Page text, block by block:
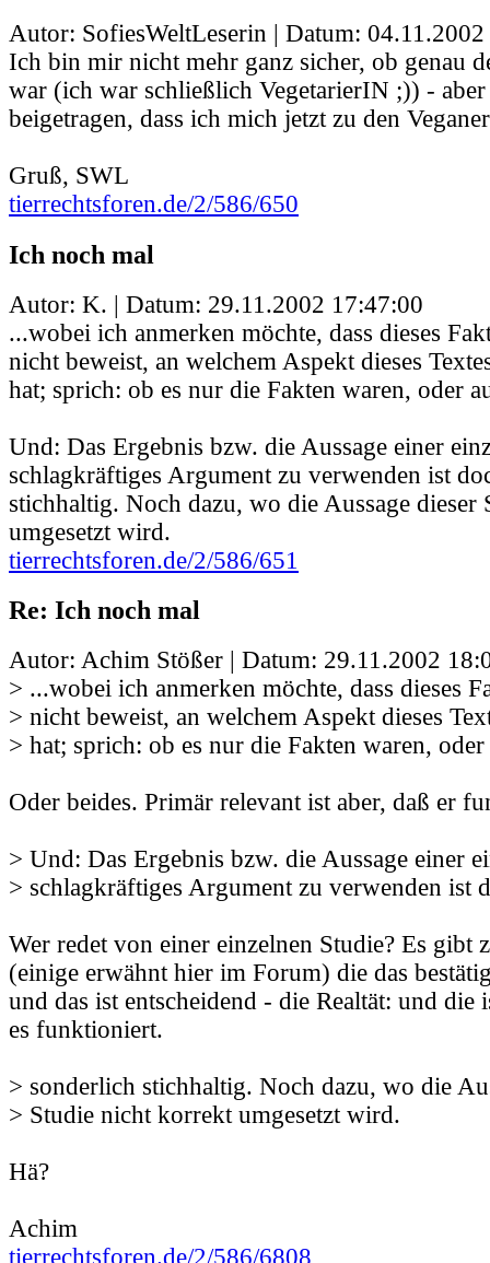
Autor: SofiesWeltLeserin | Datum:
Ich bin mir nicht mehr ganz sicher, ob genau
war (ich war schließlich VegetarierIN ;)) - aber
beigetragen, dass ich mich jetzt zu den
Gruß, SWL
tierrechtsforen.de/2/586/650
Ich noch mal
Autor: K. | Datum: 29.11.2002 17:47:00
...wobei ich anmerken möchte, dass dieses
nicht beweist, an welchem Aspekt dieses
hat; sprich: ob es nur die Fakten waren, oder
Und: Das Ergebnis bzw. die Aussage einer
schlagkräftiges Argument zu verwenden ist
stichhaltig. Noch dazu, wo die Aussage
umgesetzt wird.
tierrechtsforen.de/2/586/651
Re: Ich noch mal
Autor: Achim Stößer | Datum: 29.11.2002
> ...wobei ich anmerken möchte, dass dieses
> nicht beweist, an welchem Aspekt dieses
> hat; sprich: ob es nur die Fakten waren,
Oder beides. Primär relevant ist aber, daß er
> Und: Das Ergebnis bzw. die Aussage einer
> schlagkräftiges Argument zu verwenden ist
Wer redet von einer einzelnen Studie? Es gibt
(einige erwähnt hier im Forum) die das
und das ist entscheidend - die Realtät: und die
es funktioniert.
> sonderlich stichhaltig. Noch dazu, wo die
> Studie nicht korrekt umgesetzt wird.
Hä?
Achim
tierrechtsforen.de/2/586/6808